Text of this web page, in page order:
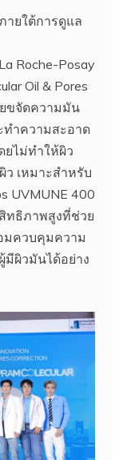
ายใต้การดูแล
Roche-Posay
Oil & Pores
ยขจัดความมัน
ำความสะอาด
ยไม่ทำให้ผิว
ว เหมาะสำหรับ
UVMUNE 400
ทธิภาพสูงที่ช่วย
มควบคุมความ
ผิวมันได้อย่าง